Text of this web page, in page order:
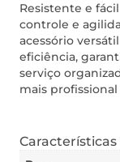
Resistente e
controle e
acessório
eficiência,
serviço
mais
Características